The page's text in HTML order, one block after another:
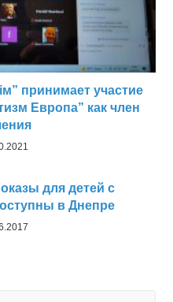
принимает участие
Европа” как член
для детей с
в Днепре